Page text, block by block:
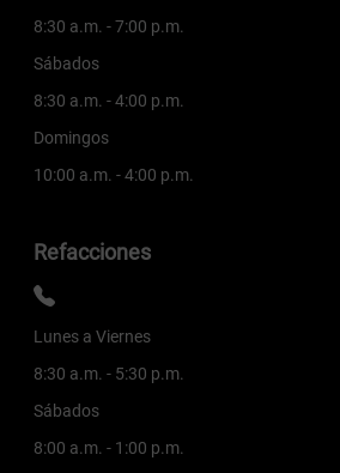
8:30 a.m. - 7:00 p.m.
Sábados
8:30 a.m. - 4:00 p.m.
Domingos
10:00 a.m. - 4:00 p.m.
Refacciones
Lunes a Viernes
8:30 a.m. - 5:30 p.m.
Sábados
8:00 a.m. - 1:00 p.m.